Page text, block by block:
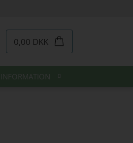
0,00 DKK
INFORMATION